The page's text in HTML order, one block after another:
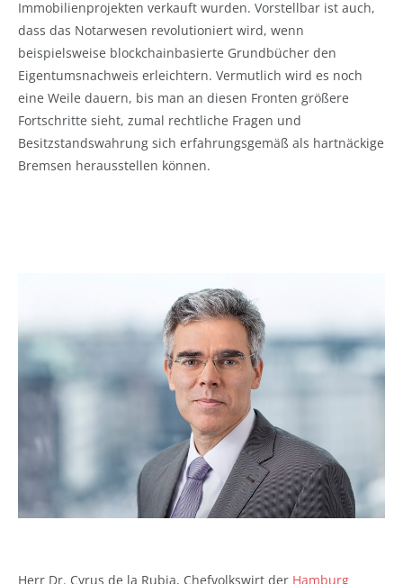
Immobilienprojekten verkauft wurden. Vorstellbar ist auch,
dass das Notarwesen revolutioniert wird, wenn
beispielsweise blockchainbasierte Grundbücher den
Eigentumsnachweis erleichtern. Vermutlich wird es noch
eine Weile dauern, bis man an diesen Fronten größere
Fortschritte sieht, zumal rechtliche Fragen und
Besitzstandswahrung sich erfahrungsgemäß als hartnäckige
Bremsen herausstellen können.
Herr Dr. Cyrus de la Rubia, Chefvolkswirt der Hamburg